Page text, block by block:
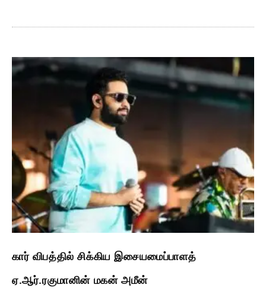
கார் விபத்தில் சிக்கிய இசையமைப்பாளத்
ஏ.ஆர்.ரகுமானின் மகன் அமீன்